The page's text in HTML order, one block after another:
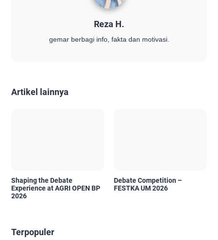
Reza H.
gemar berbagi info, fakta dan motivasi.
Artikel lainnya
Shaping the Debate
Experience at AGRI OPEN BP
2026
Debate Competition –
FESTKA UM 2026
Terpopuler